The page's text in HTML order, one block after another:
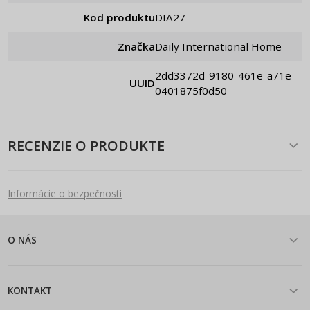
Kod produktu DIA27
Značka Daily International Home
UUID
2dd3372d-9180-461e-a71e-
0401875f0d50
RECENZIE O PRODUKTE
Informácie o bezpečnosti
O NÁS
KONTAKT